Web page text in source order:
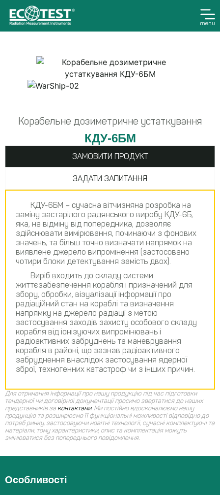
menu
Корабельне дозиметричне устаткування
КДУ-6БМ
ЗАМОВИТИ ПРОДУКТ
ЗАДАТИ ЗАПИТАННЯ
КДУ-6БМ – сучасна вітчизняна розробка на
заміну застарілого радянського виробу КДУ-6Б,
яка, на відміну від попередника, дозволяє
здійснювати вимірювання, починаючи з фонових
значень, та більш точно визначати напрямок на
виявлене джерело випромінення (застосовано
чотири блоки детектування замість двох).
Виріб входить до складу системи
життєзабезпечення корабля і призначений для
збору, обробки, візуалізації інформації про
радіаційний стан на кораблі та визначення
напрямку на джерело радіації з метою
застосування заходів захисту особового складу
корабля від іонізуючих випромінювань і
радіоактивних забруднень та маневрування
корабля в районі, що зазнав радіоактивного
забруднення внаслідок застосування ядерної
зброї, техногенних катастроф чи з інших причин.
Для отримання інформації про нашу продукцію під час підготовки
тендерної чи договірної документації просимо звертатися до наших
представників за контактами. Ми постійно вдосконалюємо нашу
продукцію та розширюємо її функціональні можливості відповідно до
потреб ринку, застосовуючи новітні технології, сучасні комплектуючі та
матеріали, тому характеристики, опис та комплектація можуть
змінюватися без попереднього повідомлення.
Особливості